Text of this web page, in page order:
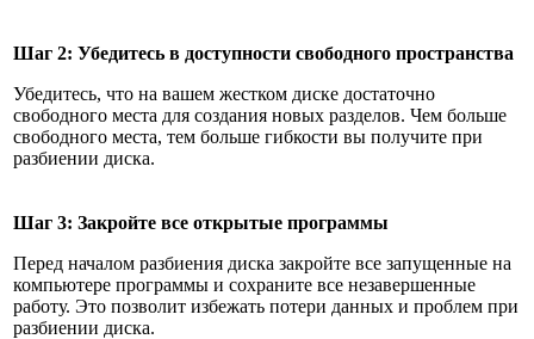
Шаг 2: Убедитесь в доступности свободного пространства
Убедитесь, что на вашем жестком диске достаточно
свободного места для создания новых разделов. Чем больше
свободного места, тем больше гибкости вы получите при
разбиении диска.
Шаг 3: Закройте все открытые программы
Перед началом разбиения диска закройте все запущенные на
компьютере программы и сохраните все незавершенные
работу. Это позволит избежать потери данных и проблем при
разбиении диска.